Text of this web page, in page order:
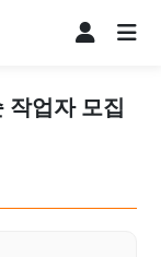
작업자 모집